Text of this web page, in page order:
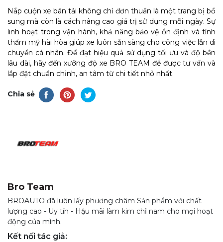
Nắp cuộn xe bán tải không chỉ đơn thuần là một trang bị bổ
sung mà còn là cách nâng cao giá trị sử dụng mỗi ngày. Sự
linh hoạt trong vận hành, khả năng bảo vệ ổn định và tính
thẩm mỹ hài hòa giúp xe luôn sẵn sàng cho công việc lẫn di
chuyển cá nhân. Để đạt hiệu quả sử dụng tối ưu và độ bền
lâu dài, hãy đến xưởng độ xe BRO TEAM để được tư vấn và
lắp đặt chuẩn chỉnh, an tâm từ chi tiết nhỏ nhất.
Chia sẻ
Bro Team
BROAUTO đã luôn lấy phương châm Sản phẩm với chất
lượng cao - Uy tín - Hậu mãi làm kim chỉ nam cho mọi hoạt
động của mình.
Kết nối tác giả: